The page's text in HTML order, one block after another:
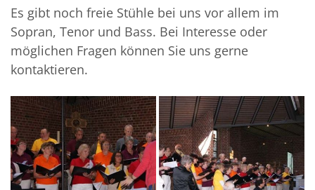
Es gibt noch freie Stühle bei uns vor allem im
Sopran, Tenor und Bass. Bei Interesse oder
möglichen Fragen können Sie uns gerne
kontaktieren.